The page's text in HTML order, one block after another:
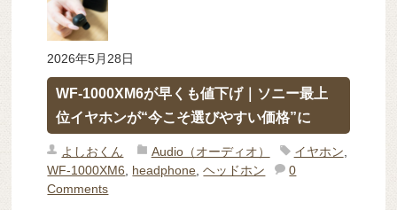
2026年5月28日
WF-1000XM6が早くも値下げ｜ソニー最上
位イヤホンが“今こそ選びやすい価格”に
よしおくん Audio（オーディオ） イヤホン,
WF-1000XM6, headphone,ヘッドホン
0
Comments